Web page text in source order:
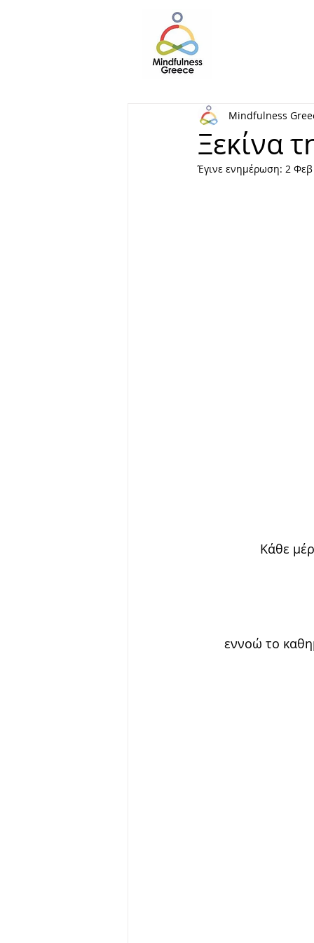
Ξεκίνα
Mindfulness
Έγινε ενημέρωση: 2
Κάθε
εννοώ το